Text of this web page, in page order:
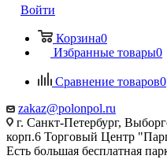
Войти
Корзина0
Избранные товары0
Сравнение товаров0
zakaz@polonpol.ru
г. Санкт-Петербург,
корп.6 Торговый Центр
Есть большая бесплатная